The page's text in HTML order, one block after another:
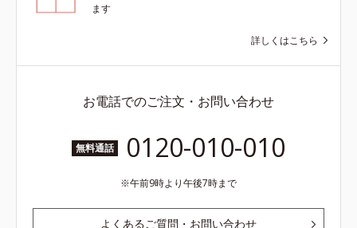
ます
詳しくはこちら
お電話でのご注文・お問い合わせ
無料通話 0120-010-010
午前9時より午後7時まで
よくあるご質問・お問い合わせ